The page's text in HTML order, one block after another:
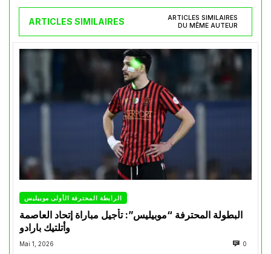
ARTICLES SIMILAIRES
ARTICLES SIMILAIRES
DU MÊME AUTEUR
الرابطة المحترفة الأولى موبيليس
البطولة المحترفة “موبيليس”: تأجيل مباراة إتحاد العاصمة
وأتلتيك بارادو
Mai 1, 2026 0